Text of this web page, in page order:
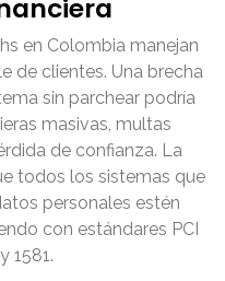
en Colombia manejan
de clientes. Una brecha
sin parchear podría
masivas, multas
de confianza. La
todos los sistemas que
personales estén
con estándares PCI
1581.